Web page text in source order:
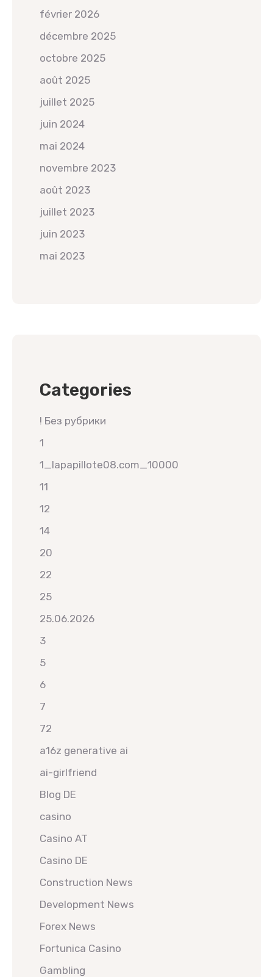
février 2026
décembre 2025
octobre 2025
août 2025
juillet 2025
juin 2024
mai 2024
novembre 2023
août 2023
juillet 2023
juin 2023
mai 2023
Categories
! Без рубрики
1
1_lapapillote08.com_10000
11
12
14
20
22
25
25.06.2026
3
5
6
7
72
a16z generative ai
ai-girlfriend
Blog DE
casino
Casino AT
Casino DE
Construction News
Development News
Forex News
Fortunica Casino
Gambling